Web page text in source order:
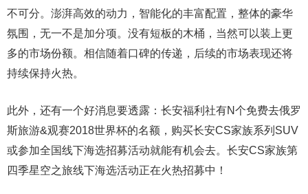
不可分。澎湃高效的动力，智能化的丰富配置，整体的豪华
氛围，无一不是加分项。没有短板的木桶，当然可以装上更
多的市场份额。相信随着口碑的传递，后续的市场表现还将
持续保持火热。
此外，还有一个好消息要透露：长安福利社有N个免费去俄罗
斯旅游&观赛2018世界杯的名额，购买长安CS家族系列SUV
或参加全国线下海选招募活动就能有机会去。长安CS家族第
四季星空之旅线下海选活动正在火热招募中！